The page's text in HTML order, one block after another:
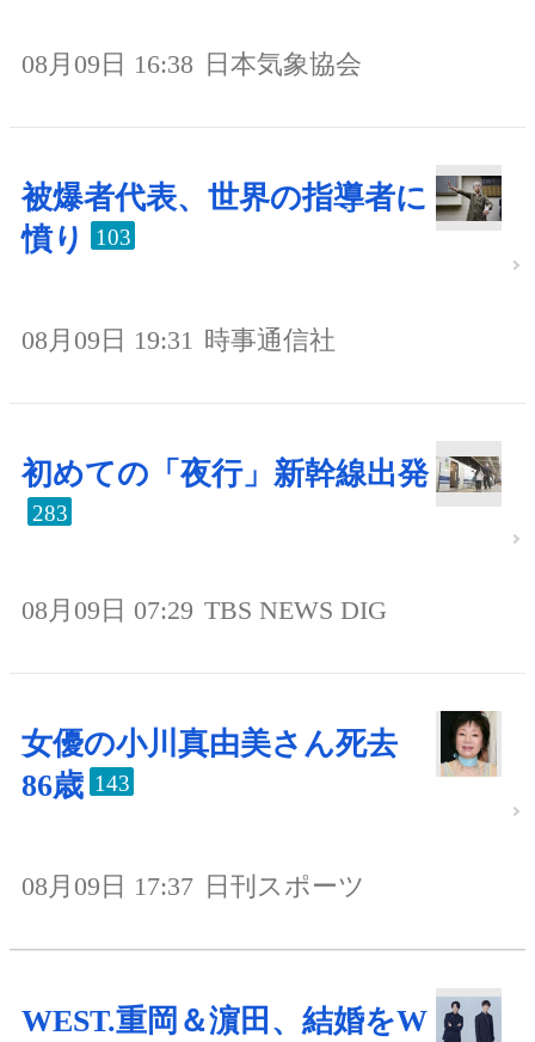
08月09日 16:38 日本気象協会
被爆者代表、世界の指導者に
憤り
103
08月09日 19:31 時事通信社
初めての「夜行」新幹線出発
283
08月09日 07:29 TBS NEWS DIG
女優の小川真由美さん死去
86歳 143
08月09日 17:37 日刊スポーツ
WEST.重岡＆濵田、結婚をW